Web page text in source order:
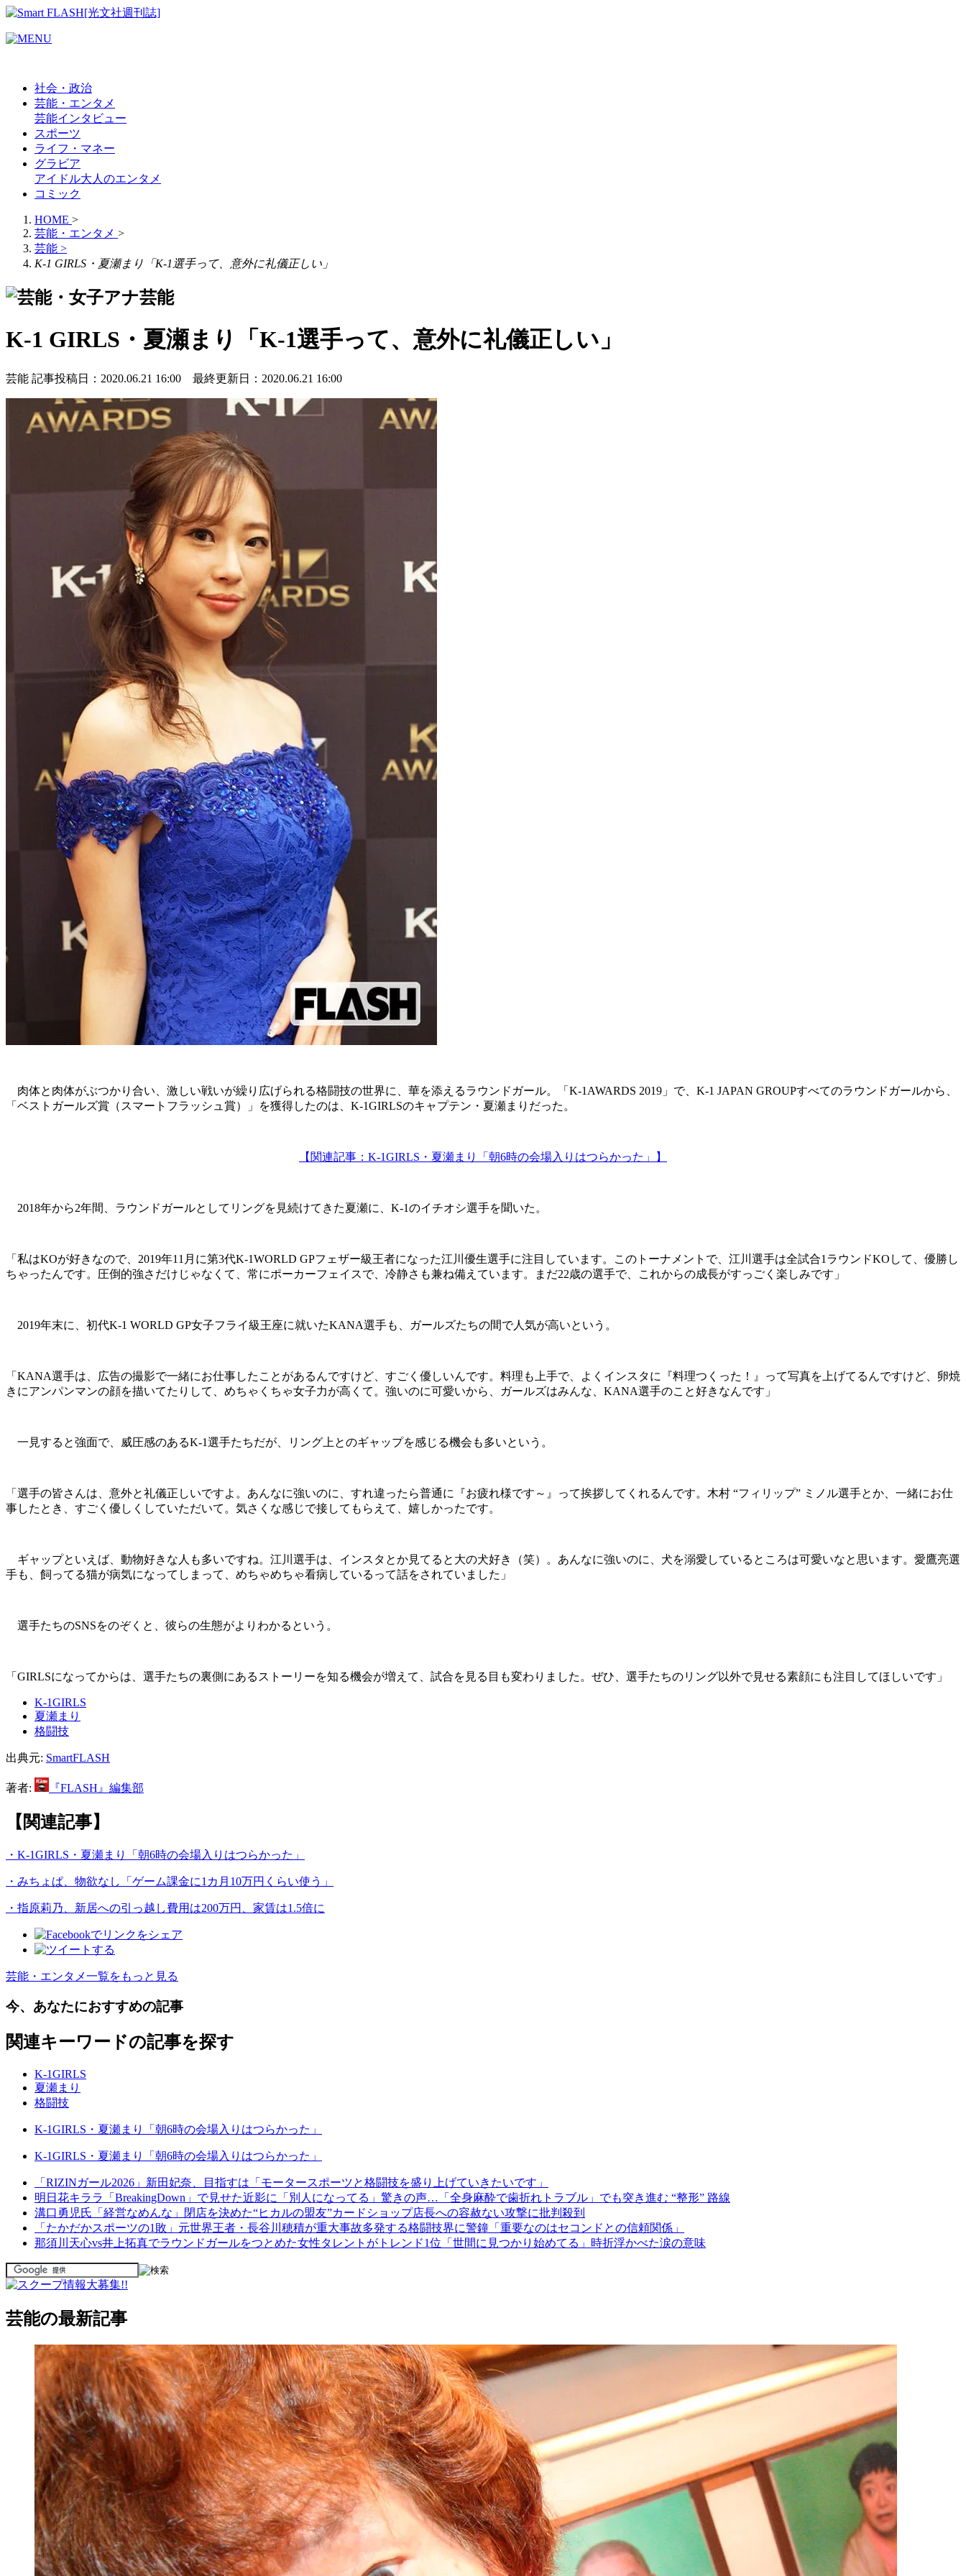
社会・政治
芸能・エンタメ
芸能インタビュー
スポーツ
ライフ・マネー
グラビア
アイドル大人のエンタメ
コミック
HOME >
芸能・エンタメ >
芸能 >
K-1 GIRLS・夏瀬まり「K-1選手って、意外に礼儀正しい」
芸能
K-1 GIRLS・夏瀬まり「K-1選手って、意外に礼儀正しい」
芸能 記事投稿日：2020.06.21 16:00 最終更新日：2020.06.21 16:00
肉体と肉体がぶつかり合い、激しい戦いが繰り広げられる格闘技の世界に、華を添えるラウンドガール。「K-1AWARDS 2019」で、K-1 JAPAN GROUPすべてのラウンドガールから、
「ベストガールズ賞（スマートフラッシュ賞）」を獲得したのは、K-1GIRLSのキャプテン・夏瀬まりだった。
【関連記事：K-1GIRLS・夏瀬まり「朝6時の会場入りはつらかった」】
2018年から2年間、ラウンドガールとしてリングを見続けてきた夏瀬に、K-1のイチオシ選手を聞いた。
「私はKOが好きなので、2019年11月に第3代K-1WORLD GPフェザー級王者になった江川優生選手に注目しています。このトーナメントで、江川選手は全試合1ラウンドKOして、優勝し
ちゃったんです。圧倒的強さだけじゃなくて、常にポーカーフェイスで、冷静さも兼ね備えています。まだ22歳の選手で、これからの成長がすっごく楽しみです」
2019年末に、初代K-1 WORLD GP女子フライ級王座に就いたKANA選手も、ガールズたちの間で人気が高いという。
「KANA選手は、広告の撮影で一緒にお仕事したことがあるんですけど、すごく優しいんです。料理も上手で、よくインスタに『料理つくった！』って写真を上げてるんですけど、卵焼
きにアンパンマンの顔を描いてたりして、めちゃくちゃ女子力が高くて。強いのに可愛いから、ガールズはみんな、KANA選手のこと好きなんです」
一見すると強面で、威圧感のあるK-1選手たちだが、リング上とのギャップを感じる機会も多いという。
「選手の皆さんは、意外と礼儀正しいですよ。あんなに強いのに、すれ違ったら普通に『お疲れ様です～』って挨拶してくれるんです。木村 “フィリップ” ミノル選手とか、一緒にお仕
事したとき、すごく優しくしていただいて。気さくな感じで接してもらえて、嬉しかったです。
ギャップといえば、動物好きな人も多いですね。江川選手は、インスタとか見てると大の犬好き（笑）。あんなに強いのに、犬を溺愛しているところは可愛いなと思います。愛鷹亮選
手も、飼ってる猫が病気になってしまって、めちゃめちゃ看病しているって話をされていました」
選手たちのSNSをのぞくと、彼らの生態がよりわかるという。
「GIRLSになってからは、選手たちの裏側にあるストーリーを知る機会が増えて、試合を見る目も変わりました。ぜひ、選手たちのリング以外で見せる素顔にも注目してほしいです」
K-1GIRLS
夏瀬まり
格闘技
出典元: SmartFLASH
著者: 『FLASH』編集部
【関連記事】
・K-1GIRLS・夏瀬まり「朝6時の会場入りはつらかった」
・みちょぱ、物欲なし「ゲーム課金に1カ月10万円くらい使う」
・指原莉乃、新居への引っ越し費用は200万円、家賃は1.5倍に
芸能・エンタメ一覧をもっと見る
今、あなたにおすすめの記事
関連キーワードの記事を探す
K-1GIRLS
夏瀬まり
格闘技
K-1GIRLS・夏瀬まり「朝6時の会場入りはつらかった」
K-1GIRLS・夏瀬まり「朝6時の会場入りはつらかった」
「RIZINガール2026」新田妃奈、目指すは「モータースポーツと格闘技を盛り上げていきたいです」
明日花キララ「BreakingDown」で見せた近影に「別人になってる」驚きの声…「全身麻酔で歯折れトラブル」でも突き進む “整形” 路線
溝口勇児氏「経営なめんな」閉店を決めた“ヒカルの盟友”カードショップ店長への容赦ない攻撃に批判殺到
「たかだかスポーツの1敗」元世界王者・長谷川穂積が重大事故多発する格闘技界に警鐘「重要なのはセコンドとの信頼関係」
那須川天心vs井上拓真でラウンドガールをつとめた女性タレントがトレンド1位「世間に見つかり始めてる」時折浮かべた涙の意味
芸能の最新記事